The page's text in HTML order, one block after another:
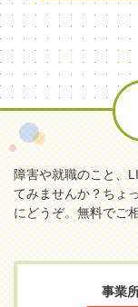
障害や就職のこと、
てみませんか？ちょ
にどうぞ。無料でご
事業